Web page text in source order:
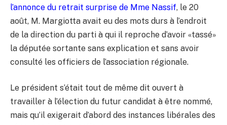
l’annonce du retrait surprise de Mme Nassif, le 20
août, M. Margiotta avait eu des mots durs à l’endroit
de la direction du parti à qui il reproche d’avoir «tassé»
la députée sortante sans explication et sans avoir
consulté les officiers de l’association régionale.
Le président s’était tout de même dit ouvert à
travailler à l’élection du futur candidat à être nommé,
mais qu’il exigerait d’abord des instances libérales des